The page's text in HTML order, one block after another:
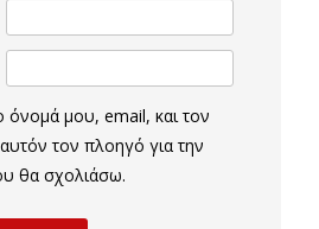
όνομά μου, email, και τον
τον πλοηγό για την
θα σχολιάσω.